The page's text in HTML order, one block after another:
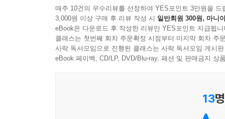
없는 희망은 위험하다.
또한 투자 시장에서 전문가라 불리는 이들은 자
시장으로 이끄는 역할을 한다. “차이나 펀드가 요
조기 퇴직 등을 이룰 수 있다고 부추긴다. 하지
강의를 하면서 수익을 얻고 있을까?
못하게 한다. 실제로 많은 사람들이 금융회사나
매주 10건의 우수리뷰를 선정하여 YES포인트 3만원을 드
3,000원 이상 구매 후 리뷰 작성 시 일반회원 300원, 마니
eBook은 다운로드 후 작성한 리뷰만 YES포인트 지급됩니
클래스는 첫번째 회차 주문확정 시점부터 마지막 회차 주
사락 독서모임으로 진행된 클래스는 사락 독서모임 게시
eBook 페이백, CD/LP, DVD/Blu-ray, 패션 및 판매금지 상
13